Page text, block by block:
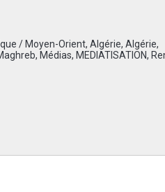
/ Moyen-Orient, Algérie, Algérie,
, Médias, MEDIATISATION,